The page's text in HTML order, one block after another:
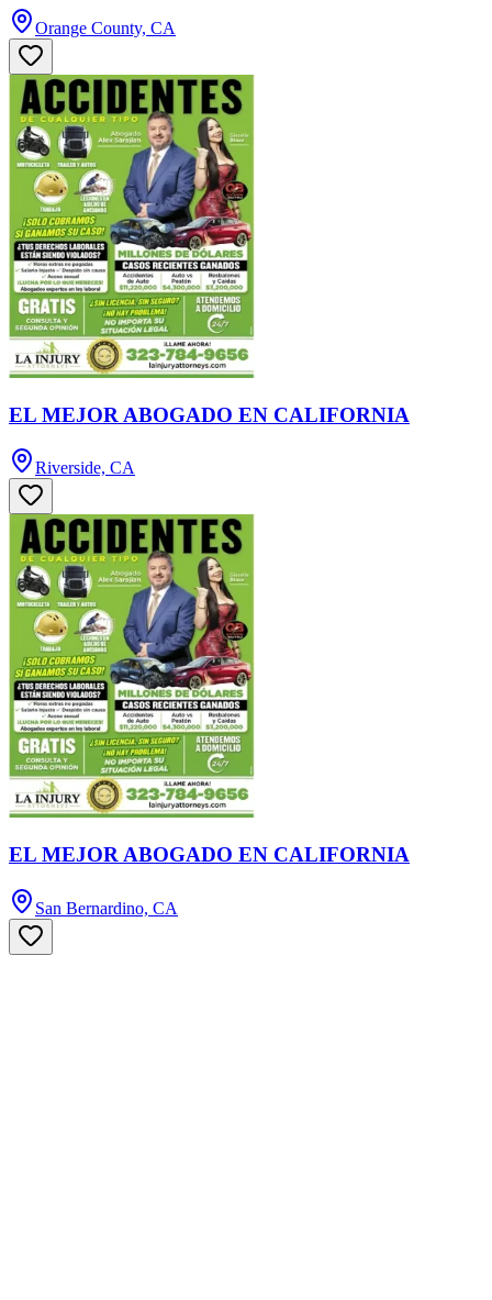
Orange County, CA
EL MEJOR ABOGADO EN CALIFORNIA
Riverside, CA
EL MEJOR ABOGADO EN CALIFORNIA
San Bernardino, CA